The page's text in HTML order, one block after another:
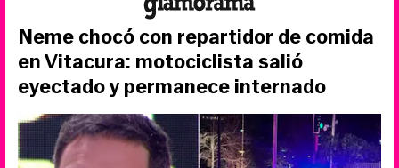
Neme chocó con repartidor de comida
en Vitacura: motociclista salió
eyectado y permanece internado